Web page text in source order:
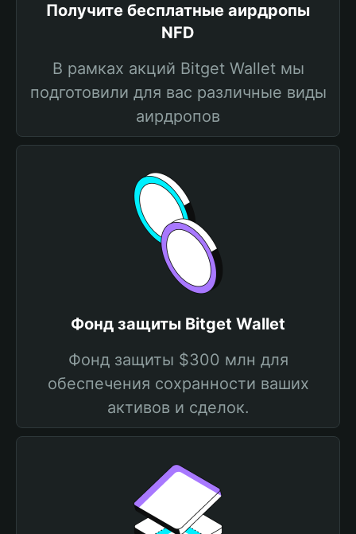
Получите бесплатные аирдропы
NFD
В рамках акций Bitget Wallet мы
подготовили для вас различные виды
аирдропов
Фонд защиты Bitget Wallet
Фонд защиты $300 млн для
обеспечения сохранности ваших
активов и сделок.